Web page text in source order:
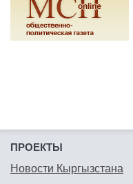
ПРОЕКТЫ
Новости Кыргызстана